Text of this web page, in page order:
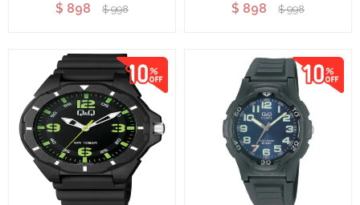
$ 898 $ 998 $ 898 $ 998